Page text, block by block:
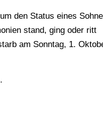
den Status eines
stand, ging oder ritt
am Sonntag, 1.